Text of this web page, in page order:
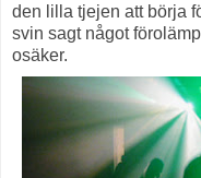
den lilla tjejen att börja
svin sagt något
osäker.